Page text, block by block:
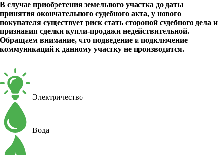
В случае приобретения земельного участка до даты
принятия окончательного судебного акта, у нового
покупателя существует риск стать стороной судебного дела и
признания сделки купли-продажи недействительной.
Обращаем внимание, что подведение и подключение
коммуникаций к данному участку не производится.
Электричество
Вода